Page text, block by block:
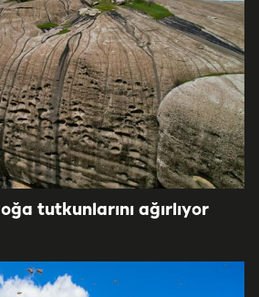
tutkunlarını ağırlıyor